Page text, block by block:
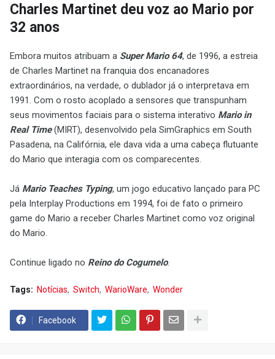
Charles Martinet deu voz ao Mario por
32 anos
Embora muitos atribuam a Super Mario 64, de 1996, a estreia
de Charles Martinet na franquia dos encanadores
extraordinários, na verdade, o dublador já o interpretava em
1991. Com o rosto acoplado a sensores que transpunham
seus movimentos faciais para o sistema interativo Mario in
Real Time(MIRT), desenvolvido pela SimGraphics em South
Pasadena, na Califórnia, ele dava vida a uma cabeça flutuante
do Mario que interagia com os comparecentes.
Já Mario Teaches Typing, um jogo educativo lançado para PC
pela Interplay Productions em 1994, foi de fato o primeiro
game do Mario a receber Charles Martinet como voz original
do Mario.
Continue ligado no Reino do Cogumelo.
Tags: Notícias Switch WarioWare Wonder
Facebook